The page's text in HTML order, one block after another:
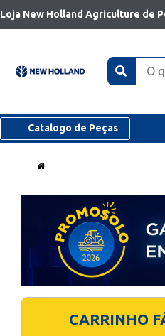
Loja New Holland Agriculture de
Catalogo de Peças
CARRINHO